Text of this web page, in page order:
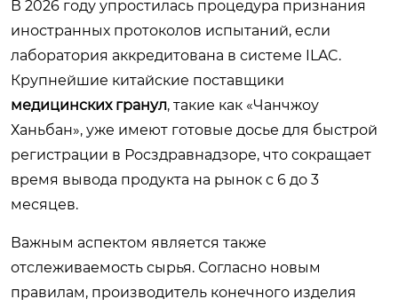
В 2026 году упростилась процедура признания
иностранных протоколов испытаний, если
лаборатория аккредитована в системе ILAC.
Крупнейшие китайские поставщики
медицинских гранул, такие как «Чанчжоу
Ханьбан», уже имеют готовые досье для быстрой
регистрации в Росздравнадзоре, что сокращает
время вывода продукта на рынок с 6 до 3
месяцев.
Важным аспектом является также
отслеживаемость сырья. Согласно новым
правилам, производитель конечного изделия